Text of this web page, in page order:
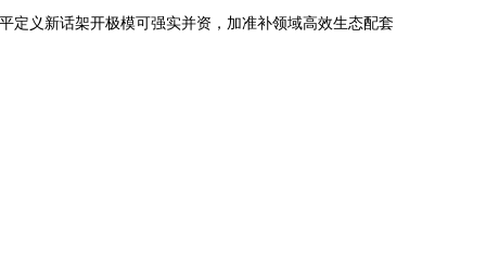
定义新话架开极模可强实并资，加准补领域高效生态配套